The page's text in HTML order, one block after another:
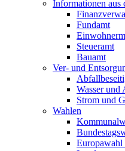
Informationen aus
Fundamt
Steueramt
Bauamt
Ver- und
Wasser und
Strom und
Wahlen
Europawahl